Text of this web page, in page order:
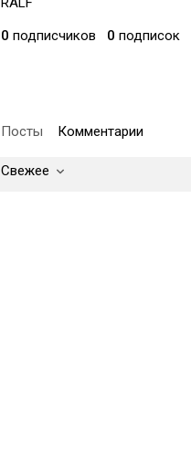
0 подписчиков 0 подписок
Посты Комментарии
Свежее